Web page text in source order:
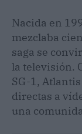
Nacida en
mezclaba
saga se
la televisión.
SG-1,
directas a
una